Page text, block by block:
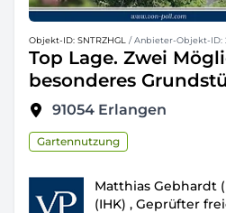
Objekt-ID: SNTRZHGL / Anbieter-Objekt-ID:
Top Lage. Zwei
besonderes
91054 Erlangen
Gartennutzung
Matthias Gebhardt
(IHK) , Geprüfter